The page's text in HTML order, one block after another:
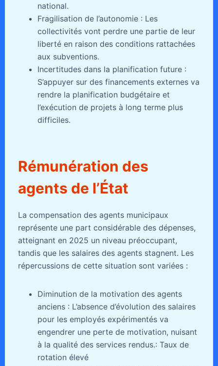
national.
Fragilisation de l’autonomie : Les
collectivités vont perdre une partie de leur
liberté en raison des conditions rattachées
aux subventions.
Incertitudes dans la planification future :
S’appuyer sur des financements externes va
rendre la planification budgétaire et
l’exécution de projets à long terme plus
difficiles.
Rémunération des
agents de l’État
La compensation des agents municipaux
représente une part considérable des dépenses,
atteignant en 2025 un niveau préoccupant,
tandis que les salaires des agents stagnent. Les
répercussions de cette situation sont variées :
Diminution de la motivation des agents
anciens : L’absence d’évolution des salaires
pour les employés expérimentés va
engendrer une perte de motivation, nuisant
à la qualité des services rendus.: Taux de
rotation élevé